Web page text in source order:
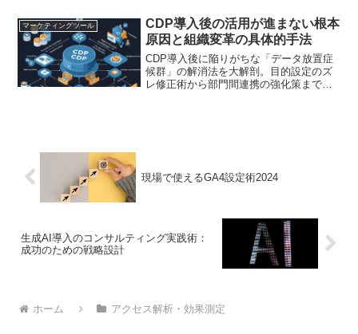
マーケティングツール
CDP導入後の活用が進まない根本
原因と組織変革の具体的手法
CDP導入後に陥りがちな「データ放置症
候群」の解消法を大解剖。目的設定のズ
レ修正術から部門間連携の強化策まで、
現場で使えるGA4設定術2024
生成AI導入のコンサルティング実践術：
成功のための戦略設計
ホーム アクセス解析・効果測定